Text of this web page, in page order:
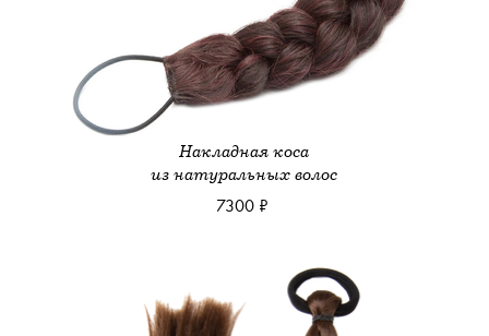
Накладная коса
из натуральных волос
7300 ₽